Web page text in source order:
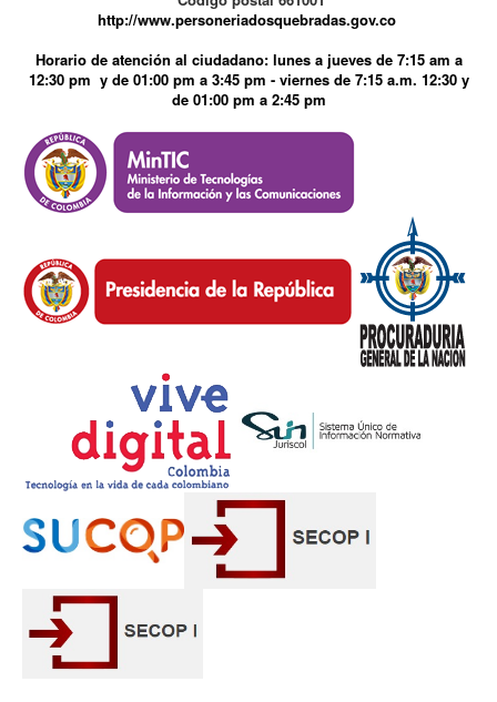
http://www.personeriadosquebradas.gov.co
Horario de atención al ciudadano: lunes a jueves de 7:15 am a
12:30 pm y de 01:00 pm a 3:45 pm - viernes de 7:15 a.m. 12:30 y
de 01:00 pm a 2:45 pm